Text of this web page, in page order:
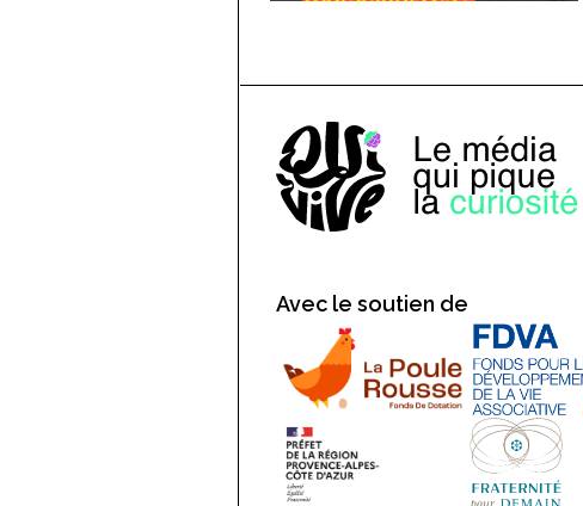
Avec le soutien de